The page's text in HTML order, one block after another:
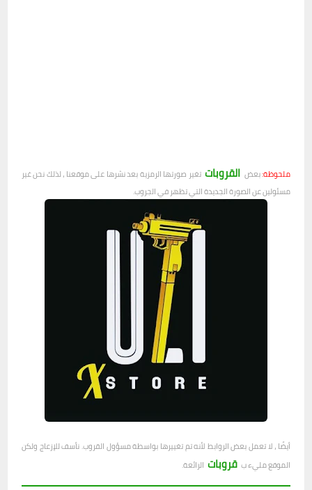
ملحوظة:بعض القروبات تغير صورتها الرمزية بعد نشرها على موقعنا ، لذلك نحن غير
مسئولين عن الصورة الجديدة التي تظهر في الجروب.
أيضًا ، لا تعمل بعض الروابط لأنه تم تغييرها بواسطة مسؤول القروب. نأسف للإزعاج ولكن
الموقع مليء ب قروبات الرائعة.